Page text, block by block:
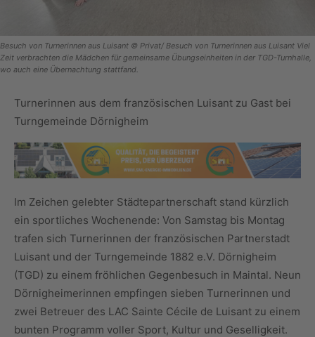
Besuch von Turnerinnen aus Luisant © Privat/ Besuch von Turnerinnen aus Luisant Viel
Zeit verbrachten die Mädchen für gemeinsame Übungseinheiten in der TGD-Turnhalle,
wo auch eine Übernachtung stattfand.
Turnerinnen aus dem französischen Luisant zu Gast bei
Turngemeinde Dörnigheim
Im Zeichen gelebter Städtepartnerschaft stand kürzlich
ein sportliches Wochenende: Von Samstag bis Montag
trafen sich Turnerinnen der französischen Partnerstadt
Luisant und der Turngemeinde 1882 e.V. Dörnigheim
(TGD) zu einem fröhlichen Gegenbesuch in Maintal. Neun
Dörnigheimerinnen empfingen sieben Turnerinnen und
zwei Betreuer des LAC Sainte Cécile de Luisant zu einem
bunten Programm voller Sport, Kultur und Geselligkeit.